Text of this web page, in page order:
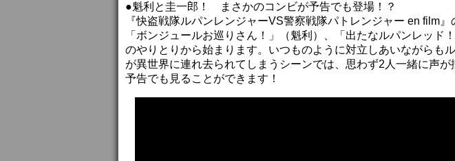
●魁利と圭一郎！ まさかのコンビが予告でも登場！？
『快盗戦隊ルパンレンジャーVS警察戦隊パトレンジャー en film』
「ボンジュールお巡りさん！」（魁利）、「出たなルパンレッド
のやりとりから始まります。いつものように対立しあいながらも
が異世界に連れ去られてしまうシーンでは、思わず2人一緒に声
予告でも見ることができます！